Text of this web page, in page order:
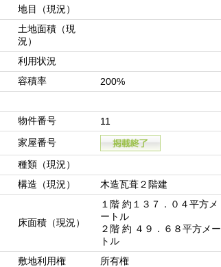
地目（現況）
土地面積（現
況）
利用状況
容積率
200%
物件番号
11
家屋番号
種類（現況）
構造（現況） 木造瓦葺２階建
床面積（現況）
１階 約１３７．０４平方メ
ートル
２階 約 ４９．６８平方メー
トル
敷地利用権 所有権